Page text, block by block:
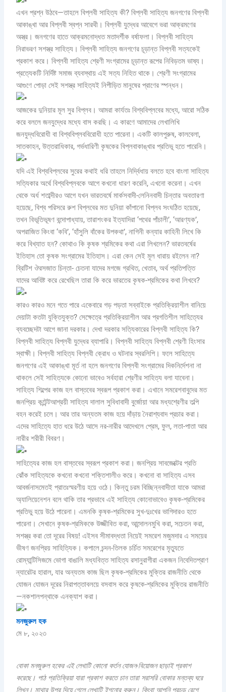
এখন প্রশ্ন উঠবে—তাহলে বিপ্লবী সাহিত্য কী? বিপ্লবী সাহিত্য জনগণের বিপ্লবী
আকাঙ্খা আর বিপ্লবী স্বপ্ন সারথী। বিপ্লবী যুদ্ধের আবেগে ভরা আক্রমণের
অস্ত্র। জনগণের হাতে আক্রমনোদ্ধত মতাদর্শীক বর্ষাফলা। বিপ্লবী সাহিত্য
নিরাভরণ সশস্ত্র সাহিত্য। বিপ্লবী সাহিত্য জনগণের চূড়ান্ত বিপ্লবী সত্যকেই
প্রকাশ করে। বিপ্লবী সাহিত্য শ্রেণী সংগ্রামের চূড়ান্ত রূপের নিবিড়তম ভাষ্য।
প্রত্যেকটি নির্দিষ্ট সমাজ ব্যবস্থায় এই সত্য নিহিত থাকে। শ্রেণী সংগ্রামের
আগুণে পোড়া সেই সশস্ত্র সাহিত্যই নিপীড়িত মানুষের প্রাণের স্পন্ধন।
আজকের দুনিয়ার মূল সুর বিপ্লব। আমরা কার্যতঃ বিশ্ববিপ্লবের মধ্যে, আরো সঠিক
করে বললে জনযুদ্ধের মধ্যে বাস করছি। এ কারণে আমাদের লেখালিখি
জনযুদ্ধবিরোধী বা বিশ্ববিপ্লববিরোধী হতে পারেনা। একটি কালপুরুষ, কালবেলা,
সাতকাহন, উত্তরাধিকার, গর্ভধারিণী কৃষকের বিপ্লবাকাঙ্খার প্রতিভূ হতে পারেনি।
যদি এই বিশ্ববিপ্লবের সুরের কথাই ধরি তাহলে নির্দ্বিধায় বলতে হবে বাংলা সাহিত্য
সত্যিকার অর্থে বিশ্ববিপ্লবকে আগে কখনো ধারণ করেনি, এখনো করেনা। এখন
থেকে অর্ধ শতাব্দীরও আগে যখন ভারতবর্ষে মার্কসবাদী-লেনিনবাদী চিন্তার অবতারণা
হয়েছে, বিশ্ব পরিসরে রুশ বিপ্লবের মত দুনিয়া কাঁপানো বিপ্লব সংঘঠিত হয়েছে,
তখন বিভূতিভূষণ বন্দোপাধ্যায়, তারাশংকর ইত্যাদিরা ‘পথের পাঁচালী’, ‘আরণ্যক’,
অপরাজিত কিংবা ‘কবি’, ‘হাঁসুলি বাঁকের উপকথা’, নাগিনী কন্যার কাহিনী লিখে কি
করে বিখ্যাত হন? কোথাও কি কৃষক শ্রমিকের কথা এরা লিখলেন? ভারতবর্ষের
ইতিহাস তো কৃষক সংগ্রামের ইতিহাস। এরা কেন সেই মূল ধারায় রইলেন না?
ব্রিটিশ ঔরসজাত চিন্তা- চেতনা যাদের মগজে গ্রথিত, খেতাব, অর্থ প্রতিপত্তি
যাদের আবিষ্ট করে রেখেছিল তারা কি করে ভারতের কৃষক-শ্রমিকের কথা লিখবে?
কারও কারও মনে গতে পারে একেবারে গড় পড়তা সব্বাইকে প্রতিক্রিয়াশীল বানিয়ে
দেয়াটা কতটা যুক্তিযুক্ত? সেক্ষেত্রে প্রতিক্রিয়াশীল আর প্রগতিশীল সাহিত্যের
ব্যবচ্ছেদটা আগে জানা দরকার। দেখা দরকার সত্যিকারের বিপ্লবী সাহিত্য কি?
বিপ্লবী সাহিত্য বিপ্লবী যুদ্ধের ব্যাপারি। বিপ্লবী সাহিত্য বিপ্লবী শ্রেণী হিংসার
স্বাক্ষী। বিপ্লবী সাহিত্য বিপ্লবী ক্রোধ ও ঘটনার স্বরলিপি। ফলে সাহিত্যে
জনগণের এই আকাঙ্খা মূর্ত না হলে জনগণের বিপ্লবী সংগ্রামের দিকনির্দেশনা না
থাকলে সেই সাহিত্যকে কোনো ভাবেও সর্বহারা শ্রেণীর সাহিত্য বলা যাবেনা।
সাহিত্য শিল্পের কাজ হল বাস্তবের স্বরূপ প্রকাশ করা। এখানে সমরেশবাবুদের মত
জনপ্রিয় কন্টেন্টআশ্রয়ী সাহিত্য দালাল সুবিধাবাদী বুর্জোয়া আর মধ্যশ্রেণীর তল্পি
বহন করেই চলে। আর তার অন্যতম কাজ হয়ে দাঁড়ায় নৈরাশ্যবাদ প্রচার করা।
এদের সাহিত্যে হাত ধরে উঠে আসে নর-নারীর আদেখলে প্রেম, ফুল, লতা-পাতা আর
নারীর শরীরী বিবরণ।
সাহিত্যের কাজ হল বাস্তবের স্বরূপ প্রকাশ করা। জনপ্রিয় সাবজেক্টের প্রতি
ঝোঁক সাহিত্যকে কখনো কখনো শক্তিশালীও করে। কখনো বা সাহিত্য এসব
আবর্জনাসমেতই প্রাতঃস্মরণীয় হয়ে ওঠে। কিন্তু চরম বিচ্ছিন্নবাদীতা যাকে আমরা
অ্যালিয়েনেশন বলে থাকি তার প্রভাবে এই সাহিত্য কোনোভাবেও কৃষক-শ্রমিকের
প্রতিভু হয়ে উঠে পারেনা। এমনকি কৃষক-শ্রমিকের সুখ-দুঃখের ভাগিদারও হতে
পারেনা। সেখানে কৃষক-শ্রমিককে উজ্জীবিত করা, আন্দোলনমুখি করা, সচেতন করা,
সশস্ত্র করা তো দূরের বিষয়! এইসব সীমাবদ্ধতা নিয়েই সমরেশ মজুমদার এ সময়ের
ভীষণ জনপ্রিয় সাহিত্যিক। কপালে চন্দন-তিলক চর্চিত সমরেশের মৃত্যুতে
রোম্যান্টিসিজমে ভোগা বাঙালি মধ্যবিত্ত সাহিত্য রসানুরাগীরা একজন নিবেদিতপ্রাণ
ন্যারেটর হারাল, যার অন্যতম কাজ ছিল কৃষক-শ্রমিকের মুক্তির রাজনীতি থেকে
যোজন যোজন দূরের নিরাপত্তাবলয়ে বসবাস করে কৃষকে-শ্রমিকের মুক্তির রাজনীতি
—নকশালপন্থাকে এনক্যাশ করা।
মনজুরুল হক
মে ৮, ২০২৩
বোকা মনজুরুল হকের এই লেখাটি কোনো কর্তন যোজন-বিয়োজন ছাড়াই প্রকাশ
করেছে। পাঠ প্রতিক্রিয়া যারা প্রকাশ করতে চান তারা সরাসরি বোকার মন্তব্য ঘরে
লিখুন। মাথার উপর দিয়ে গেলে লেখাটি ইগনোর করুন। কিংবা আপনি প্রচন্ড রেগে